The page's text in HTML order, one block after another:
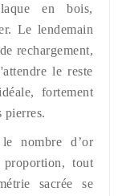
en bois,
Le lendemain
rechargement,
le reste
fortement
pierres.
nombre d’or
tout
sacrée se